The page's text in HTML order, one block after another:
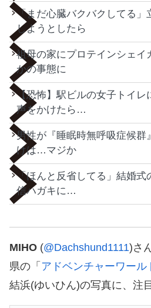
「まだ心臓バクバクしてる」
しようとしたら
祖母の家にプロテインシェ
かの事態に
【恐怖】駅ビルの女子トイレ
声をかけたら…
男性が『睡眠時無呼吸症候群
けは…マジか
「ほんと反省してる」結婚式
信ハガキに…
MIHO (@Dachshund1111)さ
県の「 アドベンチャーワール
結浜(ゆいひん)の写真に、注